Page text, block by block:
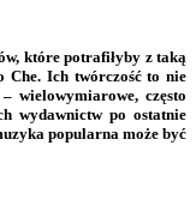
które potrafiłyby z taką
Che. Ich twórczość to nie
wielowymiarowe, często
wydawnictw po ostatnie
popularna może być